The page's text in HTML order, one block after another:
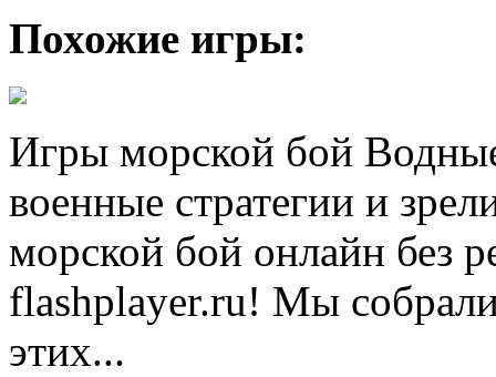
Похожие игры:
Игры морской бой
военные стратегии и
морской бой онлайн без
flashplayer.ru! Мы
этих...